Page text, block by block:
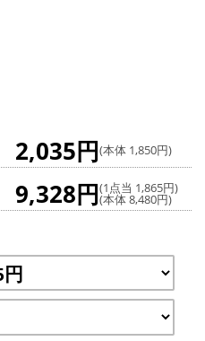
2,035円(本体 1,850円)
9,328円(1点当 1,865円)
(本体 8,480円)